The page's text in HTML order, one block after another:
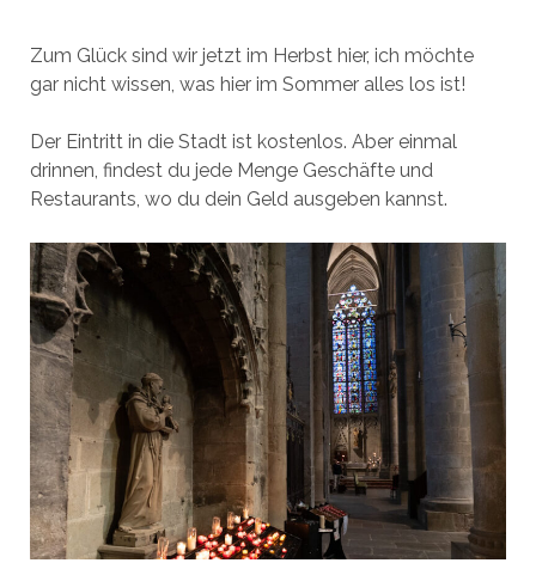
Zum Glück sind wir jetzt im Herbst hier, ich möchte
gar nicht wissen, was hier im Sommer alles los ist!
Der Eintritt in die Stadt ist kostenlos. Aber einmal
drinnen, findest du jede Menge Geschäfte und
Restaurants, wo du dein Geld ausgeben kannst.